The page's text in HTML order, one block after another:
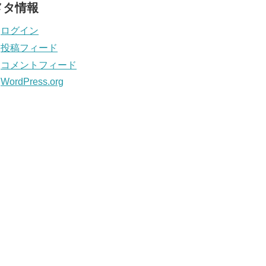
タ情報
ログイン
投稿フィード
コメントフィード
WordPress.org